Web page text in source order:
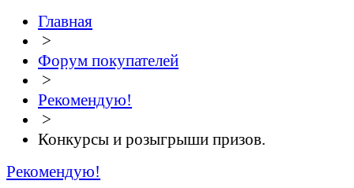
Главная
>
Форум покупателей
>
Рекомендую!
>
Конкурсы и розыгрыши призов.
Рекомендую!